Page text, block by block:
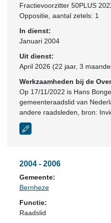
Fractievoorzitter 50PLUS
Oppositie , aantal zetels: 1
In dienst:
Januari 2004
Uit dienst:
April 2026 (22 jaar, 3
Werkzaamheden bij de
Op 17/11/2022 is Hans
gemeenteraadslid van
andere raadsleden, bron:
2004 - 2006
Gemeente:
Bernheze
Functie:
Raadslid